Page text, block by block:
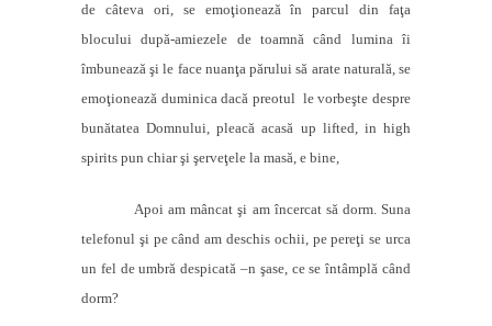
de câteva ori, se emoţionează în parcul din faţa
blocului după-amiezele de toamnă când lumina îi
îmbunează şi le face nuanţa părului să arate naturală, se
emoţionează duminica dacă preotul le vorbeşte despre
bunătatea Domnului, pleacă acasă up lifted, in high
spirits pun chiar şi şerveţele la masă, e bine,
Apoi am mâncat şi am încercat să dorm. Suna
telefonul şi pe când am deschis ochii, pe pereţi se urca
un fel de umbră despicată –n şase, ce se întâmplă când
dorm?